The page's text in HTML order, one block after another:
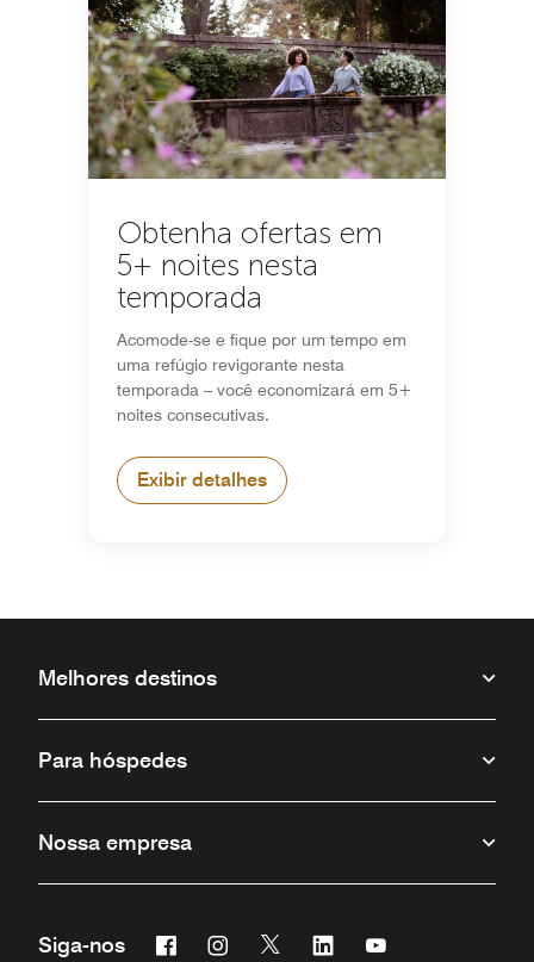
Obtenha ofertas em
5+ noites nesta
temporada
Acomode-se e fique por um tempo em
uma refúgio revigorante nesta
temporada – você economizará em 5+
noites consecutivas.
Exibir detalhes
Melhores destinos
Para hóspedes
Nossa empresa
Siga-nos FacebookInstagram
Twitter Linkedin